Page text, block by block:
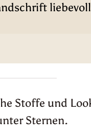
Stoffe und
Sternen.